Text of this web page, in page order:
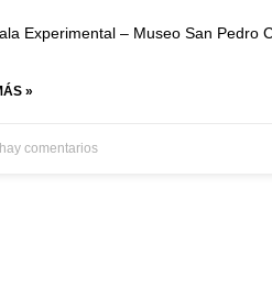
Experimental – Museo San Pedro
»
comentarios